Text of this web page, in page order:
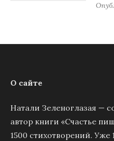
О сайте
Натали Зеленоглазая —
автор книги «Счастье
1500 стихотворений. Уже